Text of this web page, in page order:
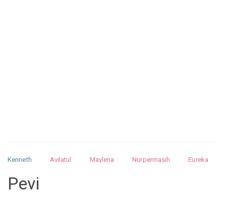
Kenneth Avilatul Maylena Nurpermasih
Eureka
Nurhilman
Pevi